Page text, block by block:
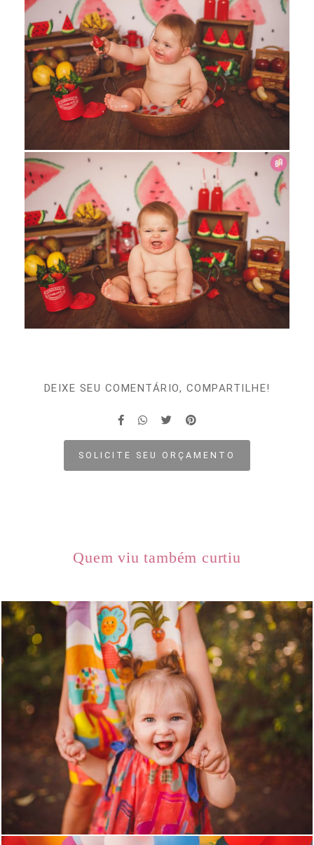
DEIXE SEU COMENTÁRIO, COMPARTILHE!
SOLICITE SEU ORÇAMENTO
Quem viu também curtiu
1284 0